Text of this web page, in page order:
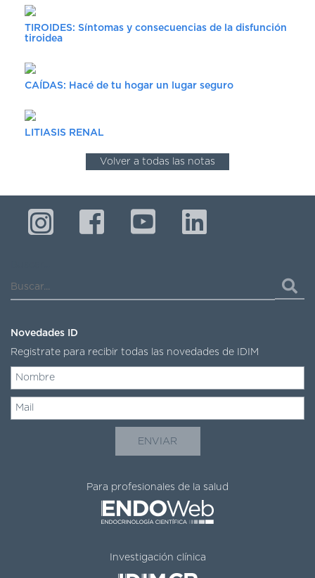
DE
|
4100
TURNOS
RECETAS
ONLINE
TIROIDES: Síntomas y consecuencias de la disfunción
tiroidea
CAÍDAS: Hacé de tu hogar un lugar seguro
LITIASIS RENAL
Volver a todas las notas
Para profesionales de la salud
Investigación clínica
Novedades ID
Registrate para recibir todas las novedades de IDIM